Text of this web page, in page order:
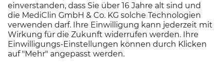
MEDICLIN Seepark Klinik
Tel.:+49 5824 21 0
Kontakt aufnehmen
Bad Bodenteich, Niedersachsen